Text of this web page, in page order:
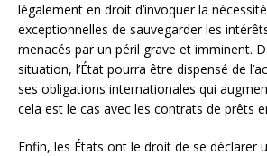
légalement en droit d’invoquer la
exceptionnelles de sauvegarder les
menacés par un péril grave et imminent.
situation, l’État pourra être dispensé de
ses obligations internationales qui
cela est le cas avec les contrats de prêts
Enfin, les États ont le droit de se déclarer